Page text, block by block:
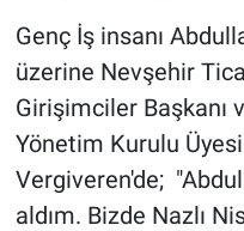
Genç İş insanı
üzerine Nevşehir
Girişimciler Başkanı
Yönetim Kurulu
Vergiveren'de;
aldım. Bizde Nazlı
Çevre
Haberde İnsan